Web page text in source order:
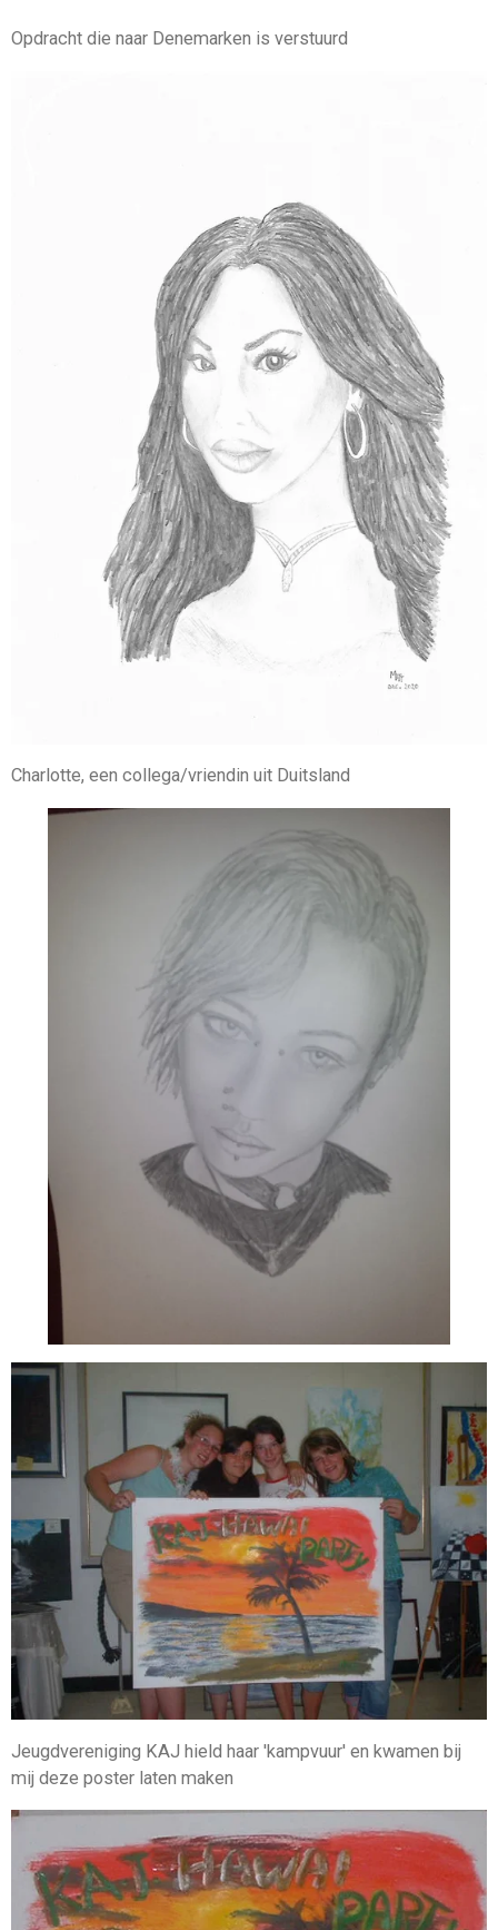
Opdracht die naar Denemarken is verstuurd
Charlotte, een collega/vriendin uit Duitsland
Jeugdvereniging KAJ hield haar 'kampvuur' en kwamen bij
mij deze poster laten maken